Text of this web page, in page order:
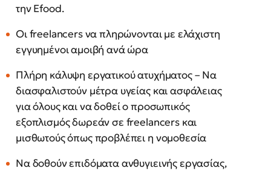
την Efood.
Οι freelancers να πληρώνονται με ελάχιστη
εγγυημένοι αμοιβή ανά ώρα
Πλήρη κάλυψη εργατικού ατυχήματος – Να
διασφαλιστούν μέτρα υγείας και ασφάλειας
για όλους και να δοθεί ο προσωπικός
εξοπλισμός δωρεάν σε freelancers και
μισθωτούς όπως προβλέπει η νομοθεσία
Να δοθούν επιδόματα ανθυγιεινής εργασίας,